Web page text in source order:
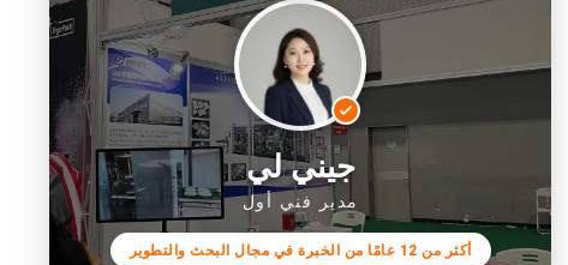
جيني لي
مدير فني أول
أكثر من 12 عامًا من الخبرة في مجال البحث والتطوير